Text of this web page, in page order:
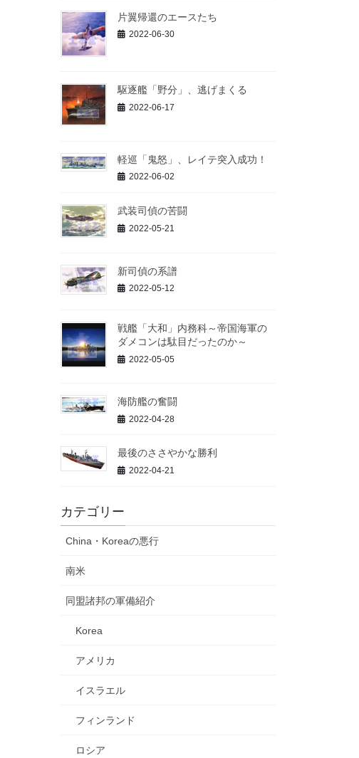
片翼帰還のエースたち
2022-06-30
駆逐艦「野分」、逃げまくる
2022-06-17
軽巡「鬼怒」、レイテ突入成功！
2022-06-02
武装司偵の苦闘
2022-05-21
新司偵の系譜
2022-05-12
戦艦「大和」内務科～帝国海軍の
ダメコンは駄目だったのか～
2022-05-05
海防艦の奮闘
2022-04-28
最後のささやかな勝利
2022-04-21
カテゴリー
China・Koreaの悪行
南米
同盟諸邦の軍備紹介
Korea
アメリカ
イスラエル
フィンランド
ロシア